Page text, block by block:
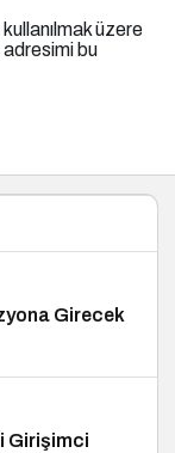
üzere
bu
Girecek
Girişimci